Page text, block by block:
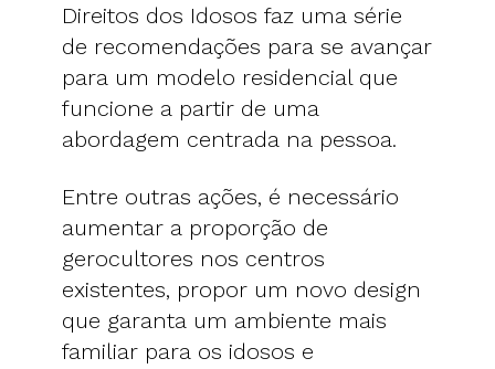
Direitos dos Idosos faz uma série
de recomendações para se avançar
para um modelo residencial que
funcione a partir de uma
abordagem centrada na pessoa.
Entre outras ações, é necessário
aumentar a proporção de
gerocultores nos centros
existentes, propor um novo design
que garanta um ambiente mais
familiar para os idosos e